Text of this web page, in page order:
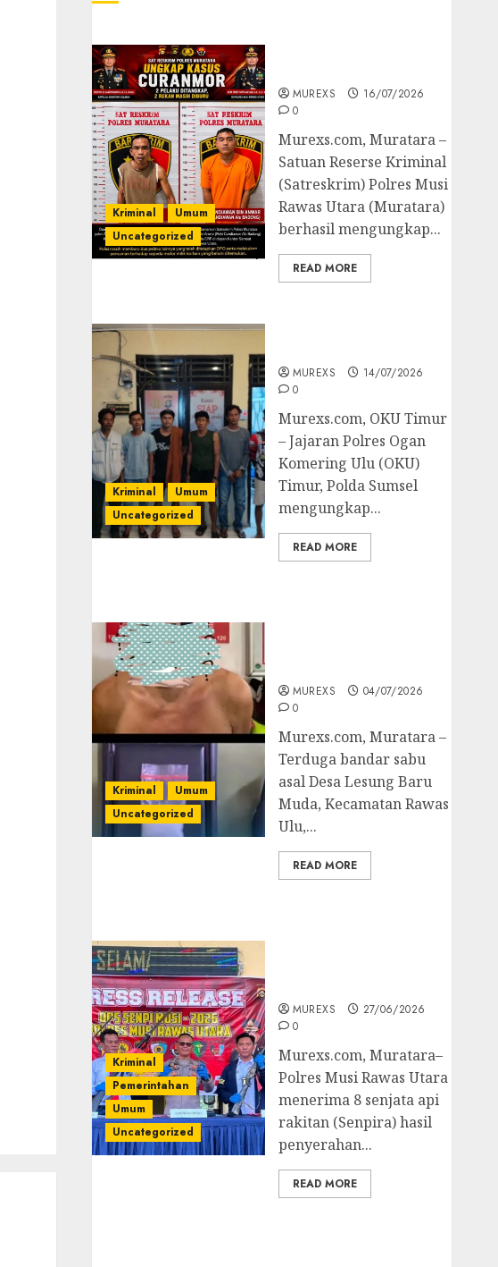
Kriminal
Umum
Uncategorized
MUREXS
16/07/2026
0
Murexs.com, Muratara –
Satuan Reserse Kriminal
(Satreskrim) Polres Musi
Rawas Utara (Muratara)
berhasil mengungkap...
READ MORE
Kriminal
Umum
Uncategorized
MUREXS
14/07/2026
0
Murexs.com, OKU Timur
– Jajaran Polres Ogan
Komering Ulu (OKU)
Timur, Polda Sumsel
mengungkap...
READ MORE
Kriminal
Umum
Uncategorized
MUREXS
04/07/2026
0
Murexs.com, Muratara –
Terduga bandar sabu
asal Desa Lesung Baru
Muda, Kecamatan Rawas
Ulu,...
READ MORE
Kriminal
Pemerintahan
Umum
Uncategorized
MUREXS
27/06/2026
0
Murexs.com, Muratara–
Polres Musi Rawas Utara
menerima 8 senjata api
rakitan (Senpira) hasil
penyerahan...
READ MORE